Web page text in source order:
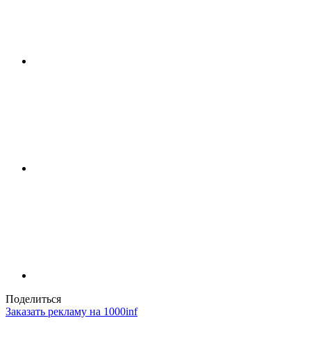
Поделиться
Заказать рекламу на 1000inf